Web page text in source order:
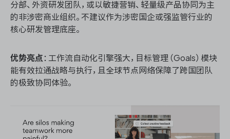
分部、外资研发团队，或以敏捷营销、轻量级产品协同为主
的非涉密商业组织。不建议作为涉密国企或强监管行业的
核心研发管理底座。
优势亮点 ：工作流自动化引擎强大，目标管理（Goals）模块
能有效拉通战略与执行，且全球节点网络保障了跨国团队
的极致协同体验。